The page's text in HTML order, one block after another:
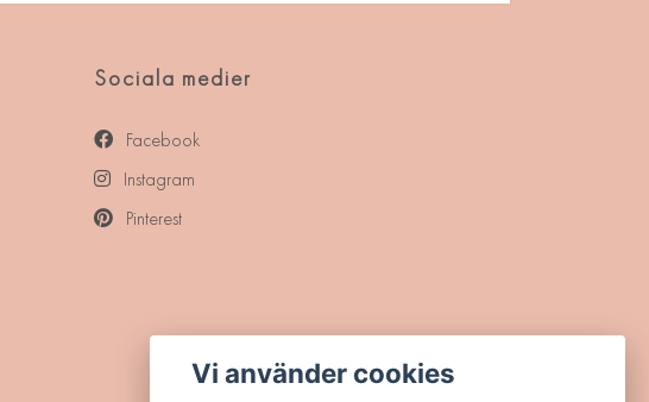
Sociala medier
Facebook
Instagram
Pinterest
Vi använder cookies